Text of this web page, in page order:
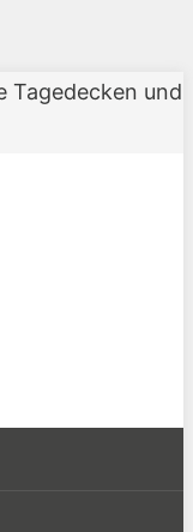
Tagedecken und